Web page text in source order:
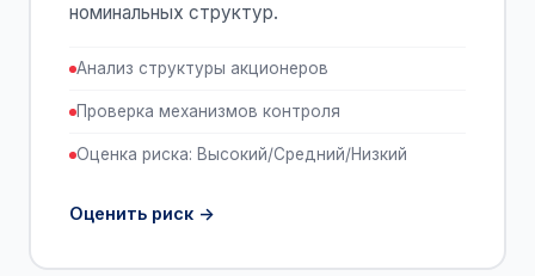
номинальных структур.
Анализ структуры акционеров
Проверка механизмов контроля
Оценка риска: Высокий/Средний/Низкий
Оценить риск